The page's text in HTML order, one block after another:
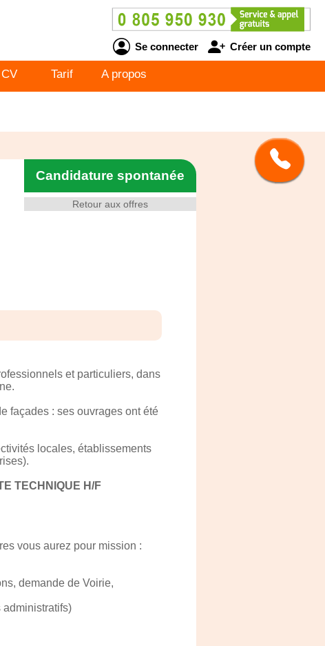
Se connecter Créer un compte
Tarif A propos
Retour aux offres
Candidature spontanée
et particuliers, dans
façades : ses ouvrages ont été
locales, établissements
TECHNIQUE H/F
vous aurez pour mission :
demande de Voirie,
administratifs)